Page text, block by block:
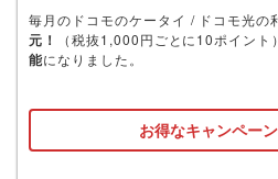
毎月のドコモのケータイ / ドコモ光の
元！
（税抜1,000円ごとに10ポイント
能になりました。
お得なキャンペー